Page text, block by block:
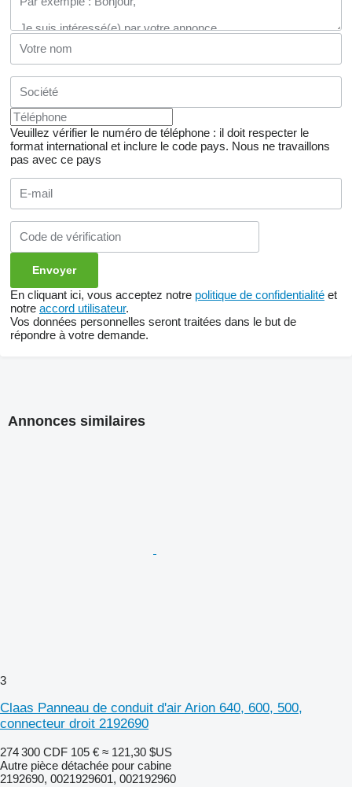
Veuillez vérifier le numéro de téléphone : il doit respecter le
format international et inclure le code pays. Nous ne travaillons
pas avec ce pays
En cliquant ici, vous acceptez notre politique de confidentialité et
notre accord utilisateur.
Vos données personnelles seront traitées dans le but de
répondre à votre demande.
Annonces similaires
3
Claas Panneau de conduit d'air Arion 640, 600, 500,
connecteur droit 2192690
274 300 CDF 105 € ≈ 121,30 $US
Autre pièce détachée pour cabine
2192690, 0021929601, 002192960